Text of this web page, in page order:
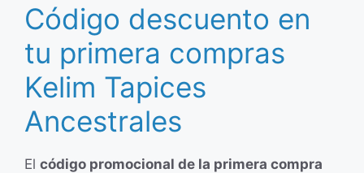
Código descuento en
tu primera compras
Kelim Tapices
Ancestrales
El código promocional de la primera compra